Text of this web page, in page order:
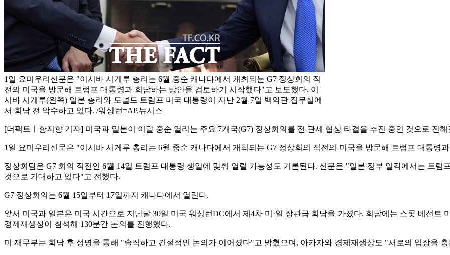
1일 요미우리신문은 "이시바 시게루 총리는 6월 중순 캐나다에서 개최되는 G7 정상회의 직
전의 미국을 방문해 트럼프 대통령과 회담하는 방안을 검토하기 시작했다"고 보도했다. 이
시바 시게루(왼쪽) 일본 총리와 도널드 트럼프 미국 대통령이 지난 2월 7일 백악관 집무실에
서 회담 전 악수하고 있다. /워싱턴=AP.뉴시스
[더팩트ㅣ황지향 기자] 미국과 일본이 이달 중순 열리는 주요 7개국(G7) 정상회의를 전 관세 협상 타결을 추진 중인 것으로 전해
1일 요미우리신문은 "이시바 시게루 총리는 6월 중순 캐나다에서 개최되는 G7 정상회의 직전의 미국을 방문해 트럼프 대통령
정상회담은 G7 회의 직전인 6월 14일 트럼프 대통령 생일에 맞춰 열릴 가능성도 거론된다. 신문은 "일본 정부 일각에서는 트
것으로 기대하고 있다"고 전했다.
G7 정상회의는 6월 15일부터 17일까지 캐나다에서 열린다.
앞서 미국과 일본은 미국 시간으로 지난달 30일 미국 워싱턴DC에서 제4차 미·일 장관급 회담을 가졌다. 회담에는 스콧 베선트
경제재생상이 참석해 130분간 논의를 진행했다.
미 재무부는 회담 후 성명을 통해 "솔직하고 건설적인 논의가 이어졌다"고 밝혔으며, 아카자와 경제재생상도 "서로의 입장을